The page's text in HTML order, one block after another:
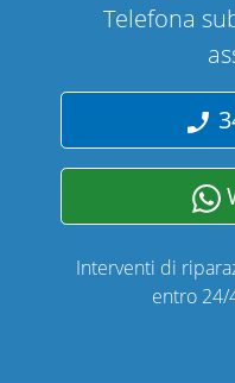
Telefona
Interventi di
entro 24/